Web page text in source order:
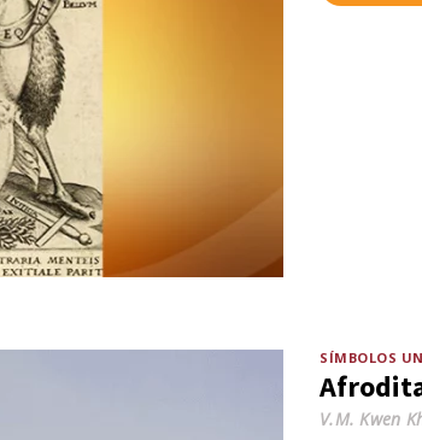
SÍMBOLOS
V.M. Kwen